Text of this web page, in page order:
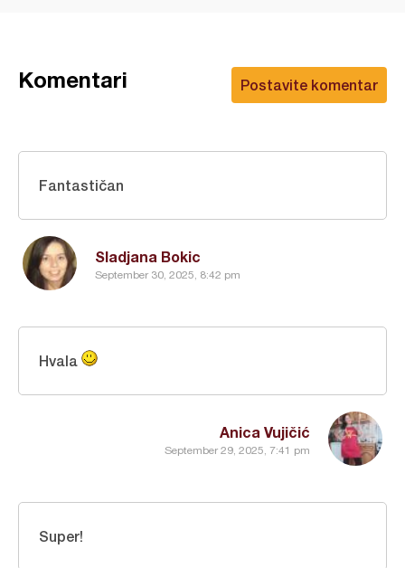
Postavite komentar
Komentari
Sladjana Bokic
September 30, 2025, 8:42 pm
Fantastičan
Anica Vujičić
September 29, 2025, 7:41 pm
Hvala
Super!